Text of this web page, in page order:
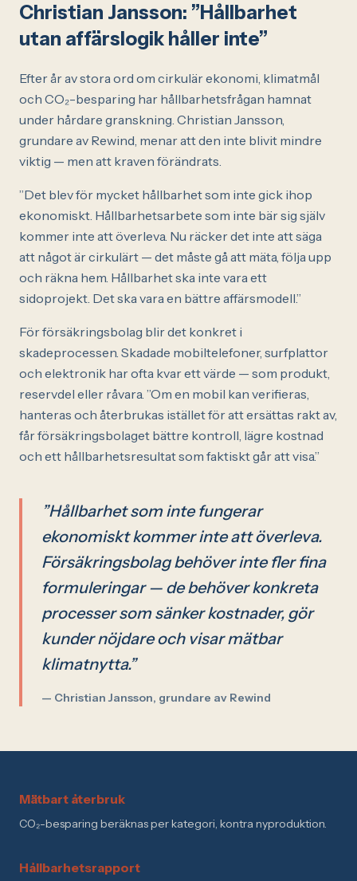
Christian Jansson: ”Hållbarhet
utan affärslogik håller inte”
Efter år av stora ord om cirkulär ekonomi, klimatmål
och CO₂-besparing har hållbarhetsfrågan hamnat
under hårdare granskning. Christian Jansson,
grundare av Rewind, menar att den inte blivit mindre
viktig — men att kraven förändrats.
”Det blev för mycket hållbarhet som inte gick ihop
ekonomiskt. Hållbarhetsarbete som inte bär sig själv
kommer inte att överleva. Nu räcker det inte att säga
att något är cirkulärt — det måste gå att mäta, följa upp
och räkna hem. Hållbarhet ska inte vara ett
sidoprojekt. Det ska vara en bättre affärsmodell.”
För försäkringsbolag blir det konkret i
skadeprocessen. Skadade mobiltelefoner, surfplattor
och elektronik har ofta kvar ett värde — som produkt,
reservdel eller råvara. ”Om en mobil kan verifieras,
hanteras och återbrukas istället för att ersättas rakt av,
får försäkringsbolaget bättre kontroll, lägre kostnad
och ett hållbarhetsresultat som faktiskt går att visa.”
”Hållbarhet som inte fungerar
ekonomiskt kommer inte att överleva.
Försäkringsbolag behöver inte fler fina
formuleringar — de behöver konkreta
processer som sänker kostnader, gör
kunder nöjdare och visar mätbar
klimatnytta.”
— Christian Jansson, grundare av Rewind
Mätbart återbruk
CO₂-besparing beräknas per kategori, kontra nyproduktion.
Hållbarhetsrapport